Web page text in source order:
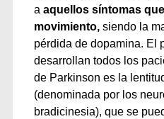
a aquellos síntomas
movimiento,siendo la
pérdida de dopamina. El
desarrollan todos los
de Parkinson es la
(denominada por los
bradicinesia), que se